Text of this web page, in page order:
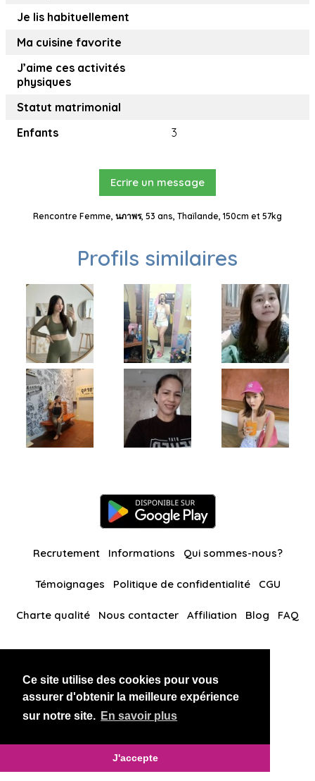
Ce site utilise des cookies pour vous
assurer d'obtenir la meilleure expérience
sur notre site. En savoir plus
J'accepte
Je lis habituellement
Ma cuisine favorite
J’aime ces activités
physiques
Statut matrimonial
Enfants
3
Ecrire un message
Rencontre Femme, นภาพร, 53 ans, Thaïlande, 150cm et 57kg
Profils similaires
Recrutement Informations Qui sommes-nous?
Témoignages Politique de confidentialité CGU
Charte qualité Nous contacter Affiliation Blog FAQ
BlackAndBeauties RussianKisses